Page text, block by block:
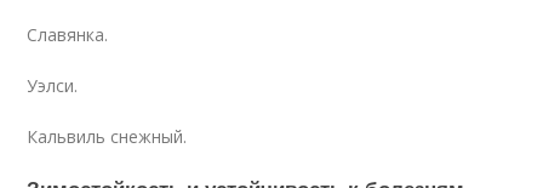
Славянка.
Уэлси.
Кальвиль снежный.